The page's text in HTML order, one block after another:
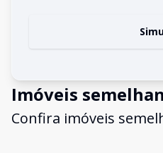
Imóveis
Confira imóveis